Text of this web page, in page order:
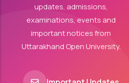
updates, admissions,
examinations, events and
important notices from
Uttarakhand Open University.